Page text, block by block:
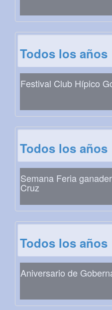
Todos los años
Festival Club Hípico
Todos los años
Semana Feria
Cruz
Todos los años
Aniversario de